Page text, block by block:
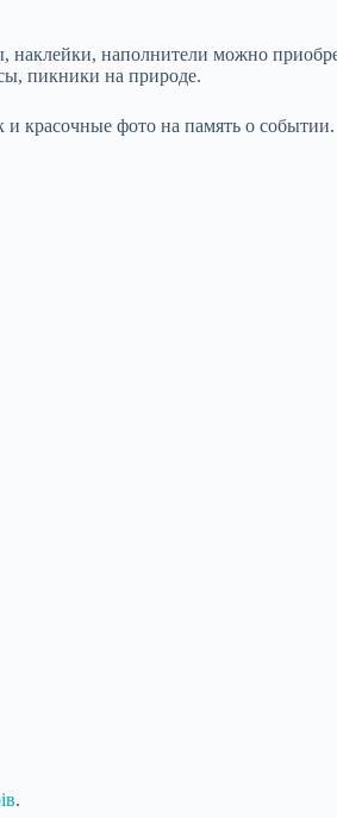
наполнители можно
пикники на природе.
красочные фото на память о событии.
.